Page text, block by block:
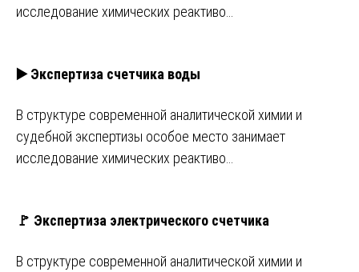
исследование химических реактиво…
▶️ Экспертиза счетчика воды
В структуре современной аналитической химии и
судебной экспертизы особое место занимает
исследование химических реактиво…
🚩 Экспертиза электрического счетчика
В структуре современной аналитической химии и